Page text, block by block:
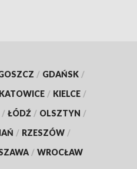
/ GDAŃSK /
KATOWICE / KIELCE /
/ ŁÓDŹ / OLSZTYN /
/ RZESZÓW /
/ WROCŁAW